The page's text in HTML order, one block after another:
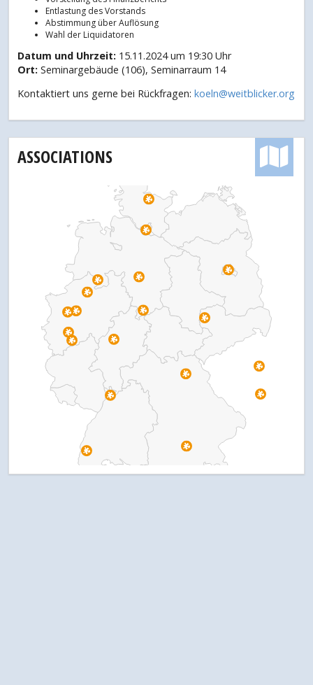
Entlastung des Vorstands
Abstimmung über Auflösung
Wahl der Liquidatoren
Datum und Uhrzeit: 15.11.2024 um 19:30 Uhr
Ort: Seminargebäude (106), Seminarraum 14
Kontaktiert uns gerne bei Rückfragen: koeln@weitblicker.org
ASSOCIATIONS